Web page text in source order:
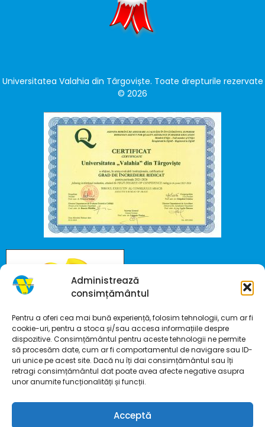
Administrează
consimțământul
Pentru a oferi cea mai bună experiență, folosim tehnologii, cum ar fi
cookie-uri, pentru a stoca și/sau accesa informațiile despre
dispozitive. Consimțământul pentru aceste tehnologii ne permite
să procesăm date, cum ar fi comportamentul de navigare sau ID-
uri unice pe acest site. Dacă nu îți dai consimțământul sau îți
retragi consimțământul dat poate avea afecte negative asupra
unor anumite funcționalități și funcții.
Acceptă
Universitatea Valahia din Târgoviște. Toate drepturile rezervate
© 2026